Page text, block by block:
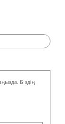
Біздің